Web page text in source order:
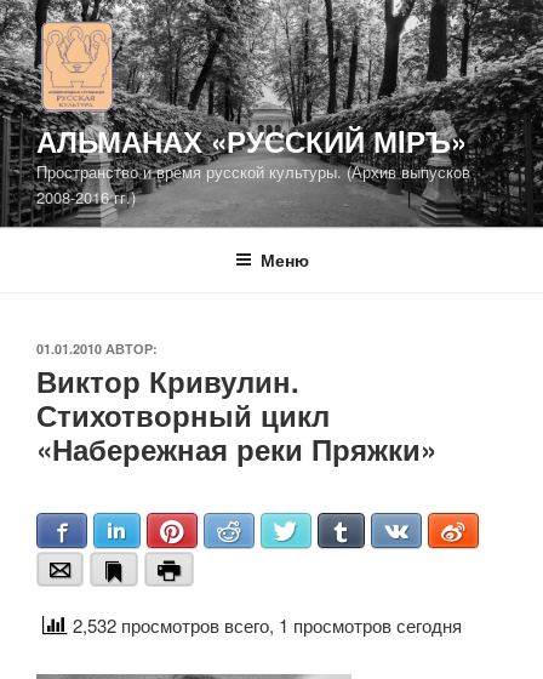
Перейти
к
содержимому
АЛЬМАНАХ «РУССКИЙ МIРЪ»
Пространство и время русской культуры. (Архив выпусков
2008-2016 гг.)
Меню
ОПУБЛИКОВАНО
01.01.2010 АВТОР:
Виктор Кривулин.
Стихотворный цикл
«Набережная реки Пряжки»
FacebookLinkedInPinterestReddit Twitter TumblrVKontakteWeibo
Email
BookmarkPrint
2,532 просмотров всего, 1 просмотров сегодня